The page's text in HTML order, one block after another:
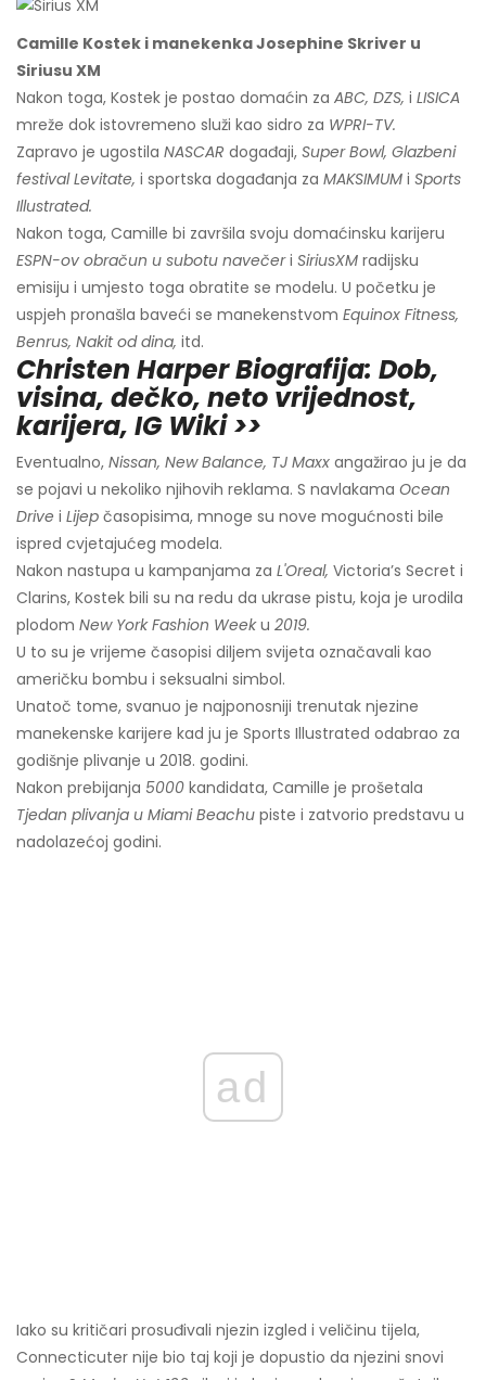
Camille Kostek i manekenka Josephine Skriver u
Siriusu XM
Nakon toga, Kostek je postao domaćin za ABC, DZS, i LISICA
mreže dok istovremeno služi kao sidro za WPRI-TV.
Zapravo je ugostila NASCAR događaji, Super Bowl, Glazbeni
festival Levitate, i sportska događanja za MAKSIMUM i Sports
Illustrated.
Nakon toga, Camille bi završila svoju domaćinsku karijeru
ESPN-ov obračun u subotu navečeri SiriusXM radijsku
emisiju i umjesto toga obratite se modelu. U početku je
uspjeh pronašla baveći se manekenstvom Equinox Fitness,
Benrus, Nakit od dina, itd.
Christen Harper Biografija: Dob,
visina, dečko, neto vrijednost,
karijera, IG Wiki >>
Eventualno, Nissan, New Balance, TJ Maxx angažirao ju je da
se pojavi u nekoliko njihovih reklama. S navlakama Ocean
Drive i Lijep časopisima, mnoge su nove mogućnosti bile
ispred cvjetajućeg modela.
Nakon nastupa u kampanjama za L'Oreal, Victoria’s Secret i
Clarins, Kostek bili su na redu da ukrase pistu, koja je urodila
plodom New York Fashion Weeku 2019.
U to su je vrijeme časopisi diljem svijeta označavali kao
američku bombu i seksualni simbol.
Unatoč tome, svanuo je najponosniji trenutak njezine
manekenske karijere kad ju je Sports Illustrated odabrao za
godišnje plivanje u 2018. godini.
Nakon prebijanja 5000 kandidata, Camille je prošetala
Tjedan plivanja u Miami Beachu piste i zatvorio predstavu u
nadolazećoj godini.
ad
Iako su kritičari prosuđivali njezin izgled i veličinu tijela,
Connecticuter nije bio taj koji je dopustio da njezini snovi